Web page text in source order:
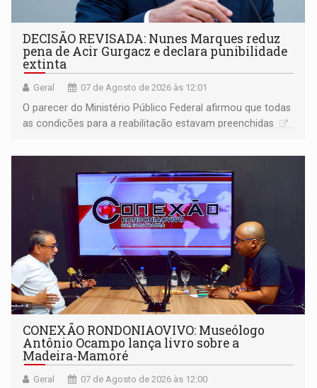
DECISÃO REVISADA: Nunes Marques reduz
pena de Acir Gurgacz e declara punibilidade
extinta
Geral 07 de Agosto de 2026 às 12:01
O parecer do Ministério Público Federal afirmou que todas
as condições para a reabilitação estavam preenchidas
CONEXÃO RONDONIAOVIVO: Museólogo
Antônio Ocampo lança livro sobre a
Madeira-Mamoré
Geral 07 de Agosto de 2026 às 12:00